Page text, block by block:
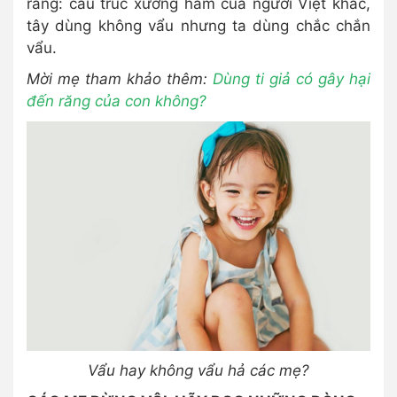
rằng: cấu trúc xương hàm của người Việt khác,
tây dùng không vẩu nhưng ta dùng chắc chắn
vẩu.
Mời mẹ tham khảo thêm: Dùng ti giả có gây hại
đến răng của con không?
Vẩu hay không vẩu hả các mẹ?